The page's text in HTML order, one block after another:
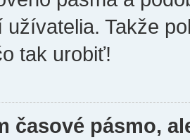
užívatelia. Takže
tak urobiť!
časové pásmo,